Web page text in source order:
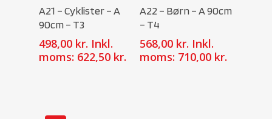
A21 – Cyklister – A
90cm – T3
498,00 kr. Inkl.
moms: 622,50 kr.
A22 – Børn – A 90cm
– T4
568,00 kr. Inkl.
moms: 710,00 kr.